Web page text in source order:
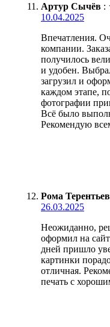
Артур Сычёв :
10.04.2025
Впечатления.
компании.
получилось
и удобен.
загрузил и
каждом этапе,
фотографии
Всё было
Рекомендую
Рома Терентьев
26.03.2025
Неожиданно,
оформил на
дней пришло
картинки
отличная.
печать с